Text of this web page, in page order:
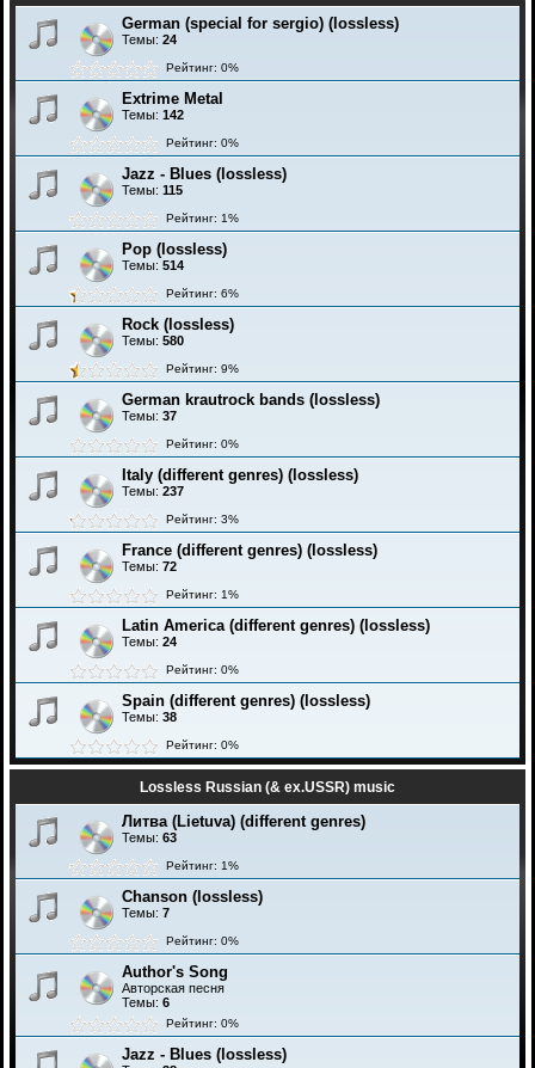
German (special for sergio) (lossless)
Темы: 24
Рейтинг: 0%
Extrime Metal
Темы: 142
Рейтинг: 0%
Jazz - Blues (lossless)
Темы: 115
Рейтинг: 1%
Pop (lossless)
Темы: 514
Рейтинг: 6%
Rock (lossless)
Темы: 580
Рейтинг: 9%
German krautrock bands (lossless)
Темы: 37
Рейтинг: 0%
Italy (different genres) (lossless)
Темы: 237
Рейтинг: 3%
France (different genres) (lossless)
Темы: 72
Рейтинг: 1%
Latin America (different genres) (lossless)
Темы: 24
Рейтинг: 0%
Spain (different genres) (lossless)
Темы: 38
Рейтинг: 0%
Lossless Russian (& ex.USSR) music
Литва (Lietuva) (different genres)
Темы: 63
Рейтинг: 1%
Chanson (lossless)
Темы: 7
Рейтинг: 0%
Author's Song
Авторская песня
Темы: 6
Рейтинг: 0%
Jazz - Blues (lossless)